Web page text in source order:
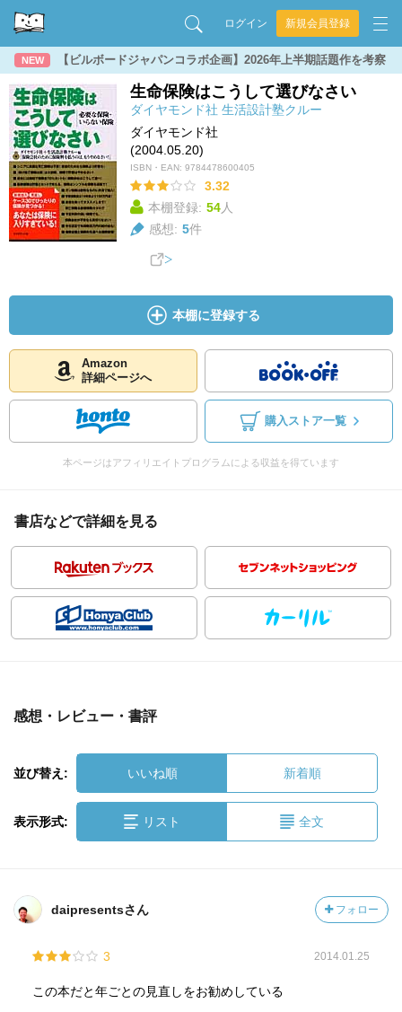
ログイン 新規会員登録
NEW 【ビルボードジャパンコラボ企画】2026年上半期話題作を考察
生命保険はこうして選びなさい
ダイヤモンド社 生活設計塾クルー
ダイヤモンド社
(2004.05.20)
ISBN・EAN: 9784478600405
3.32
本棚登録: 54人
感想: 5件
本棚に登録する
Amazon
詳細ページへ
購入ストア一覧
本ページはアフィリエイトプログラムによる収益を得ています
書店などで詳細を見る
感想・レビュー・書評
並び替え: いいね順 新着順
表示形式: リスト 全文
daipresentsさん フォロー
3 2014.01.25
この本だと年ごとの見直しをお勧めしている